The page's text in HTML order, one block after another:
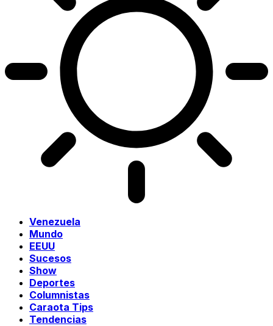
Venezuela
Mundo
EEUU
Sucesos
Show
Deportes
Columnistas
Caraota Tips
Tendencias